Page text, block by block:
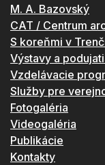
M. A. Bazovský
CAT / Centrum
S koreňmi v
Výstavy a
Vzdelávacie
Služby pre
Fotogaléria
Videogaléria
Publikácie
Kontakty